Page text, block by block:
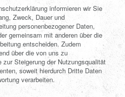
informieren wir Sie
Zweck, Dauer und
personenbezogener Daten,
gemeinsam mit anderen über die
entscheiden. Zudem
über die von uns zu
Steigerung der Nutzungsqualität
soweit hierdurch Dritte Daten
verarbeiten.